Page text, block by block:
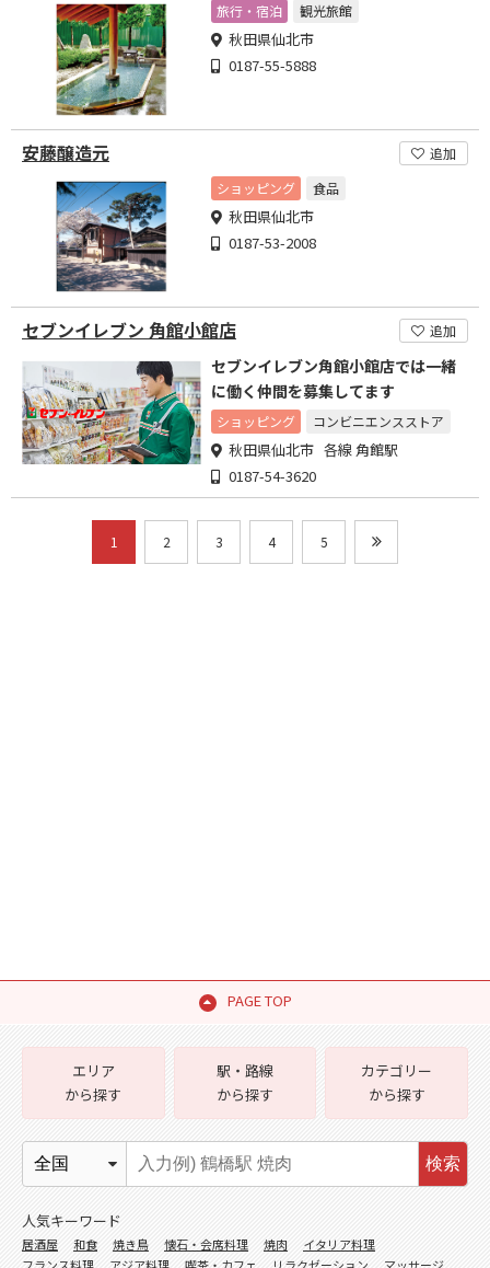
旅行・宿泊
観光旅館
秋田県仙北市
0187-55-5888
安藤醸造元
追加
ショッピング
食品
秋田県仙北市
0187-53-2008
セブンイレブン 角館小館店 追加
セブンイレブン角館小館店では一緒
に働く仲間を募集してます
ショッピング コンビニエンスストア
秋田県仙北市 各線 角館駅
0187-54-3620
1 2 3 4 5
PAGE TOP
エリア
から探す
駅・路線
から探す
カテゴリー
から探す
検索
人気キーワード
居酒屋 和食 焼き鳥 懐石・会席料理 焼肉
イタリア料理
フランス料理
アジア料理 喫茶・カフェ リラクゼーション マッサージ